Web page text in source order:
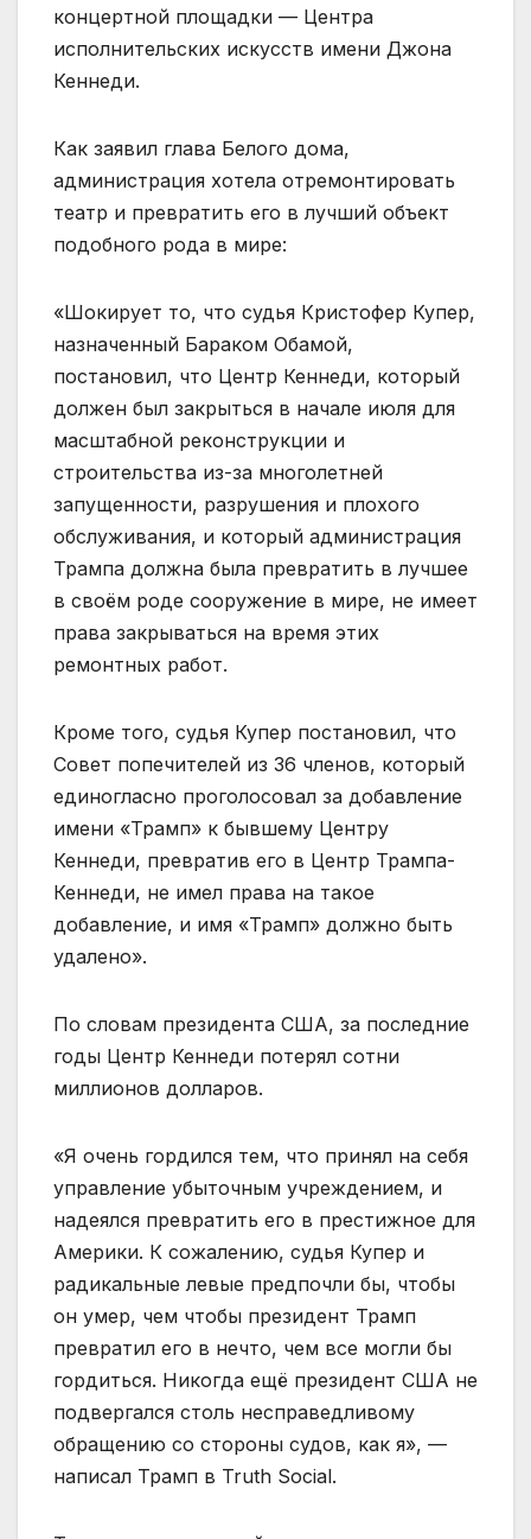
концертной площадки — Центра
исполнительских искусств имени Джона
Кеннеди.
Как заявил глава Белого дома,
администрация хотела отремонтировать
театр и превратить его в лучший объект
подобного рода в мире:
«Шокирует то, что судья Кристофер Купер,
назначенный Бараком Обамой,
постановил, что Центр Кеннеди, который
должен был закрыться в начале июля для
масштабной реконструкции и
строительства из-за многолетней
запущенности, разрушения и плохого
обслуживания, и который администрация
Трампа должна была превратить в лучшее
в своём роде сооружение в мире, не имеет
права закрываться на время этих
ремонтных работ.
Кроме того, судья Купер постановил, что
Совет попечителей из 36 членов, который
единогласно проголосовал за добавление
имени «Трамп» к бывшему Центру
Кеннеди, превратив его в Центр Трампа-
Кеннеди, не имел права на такое
добавление, и имя «Трамп» должно быть
удалено».
По словам президента США, за последние
годы Центр Кеннеди потерял сотни
миллионов долларов.
«Я очень гордился тем, что принял на себя
управление убыточным учреждением, и
надеялся превратить его в престижное для
Америки. К сожалению, судья Купер и
радикальные левые предпочли бы, чтобы
он умер, чем чтобы президент Трамп
превратил его в нечто, чем все могли бы
гордиться. Никогда ещё президент США не
подвергался столь несправедливому
обращению со стороны судов, как я», —
написал Трамп в Truth Social.